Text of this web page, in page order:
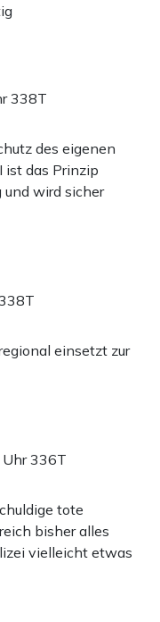
338T
des eigenen
ist das Prinzip
wird sicher
einsetzt zur
Uhr336T
tote
bisher alles
vielleicht etwas